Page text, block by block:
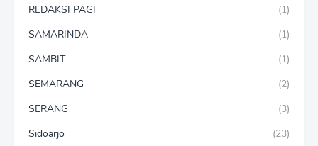
REDAKSI PAGI
(1)
SAMARINDA
(1)
SAMBIT
(1)
SEMARANG
(2)
SERANG
(3)
Sidoarjo
(23)